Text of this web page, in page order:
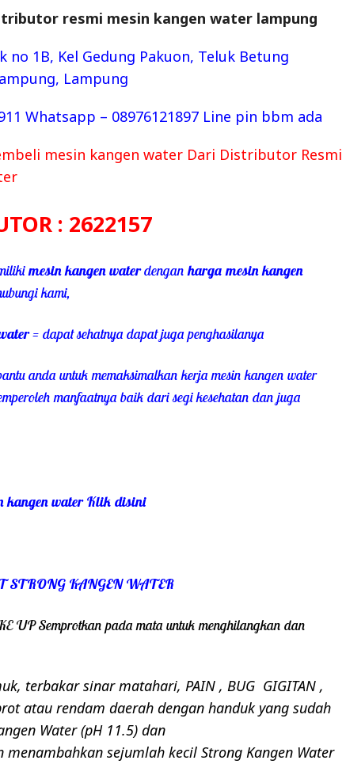
resmi mesin kangen water lampung
no 1B, Kel Gedung Pakuon, Teluk Betung
Lampung
Whatsapp – 08976121897 Line pin bbm ada
mesin kangen water Dari Distributor Resmi
: 2622157
mesin kangen waterdenganharga mesin kangen
kami,
= dapat sehatnya dapat juga penghasilanya
anda untuk memaksimalkan kerja mesin kangen water
manfaatnya baik dari segi kesehatan dan juga
kangen waterKlik disini
STRONG KANGEN WATER
UPSemprotkan pada mata untuk menghilangkan dan
terbakar sinar matahari, PAIN , BUG GIGITAN ,
atau rendam daerah dengan handuk yang sudah
Water (pH 11.5) dan
menambahkan sejumlah kecil Strong Kangen Water